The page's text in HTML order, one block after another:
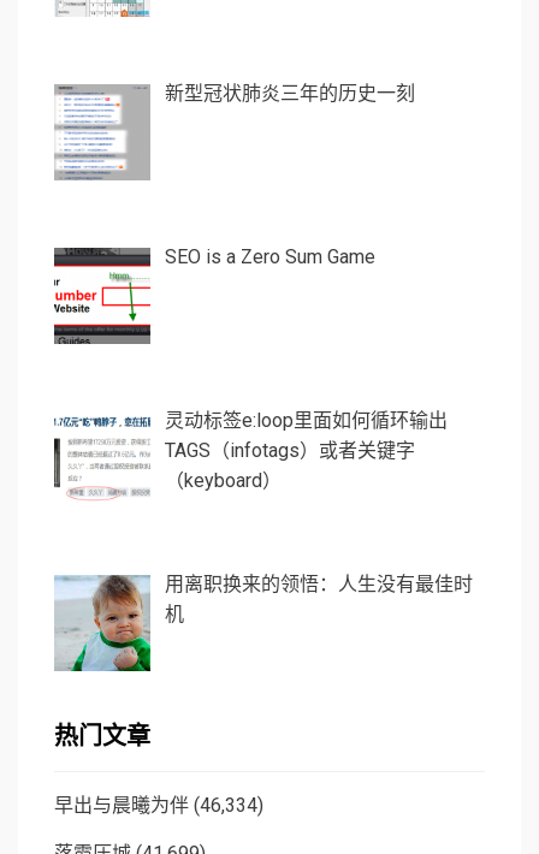
新型冠状肺炎三年的历史一刻
SEO is a Zero Sum Game
灵动标签e:loop里面如何循环输出
TAGS（infotags）或者关键字
（keyboard）
用离职换来的领悟：人生没有最佳时
机
热门文章
早出与晨曦为伴 (46,334)